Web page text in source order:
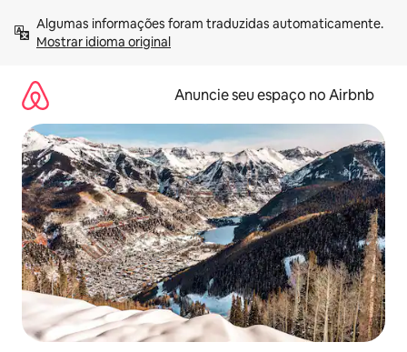
para
Mostrar idioma original
Anuncie seu espaço no Airbnb